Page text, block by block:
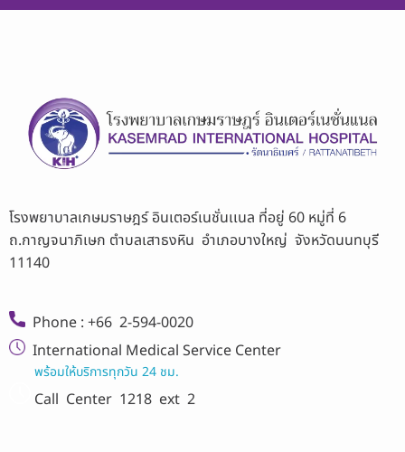
โรงพยาบาลเกษมราษฎร์ อินเตอร์เนชั่นเเนล ที่อยู่ 60 หมู่ที่ 6
ถ.กาญจนาภิเษก ตำบลเสาธงหิน อำเภอบางใหญ่ จังหวัดนนทบุรี
11140
Phone : +66 2-594-0020
International Medical Service Center
พร้อมให้บริการทุกวัน 24 ชม.
Call Center 1218 ext 2